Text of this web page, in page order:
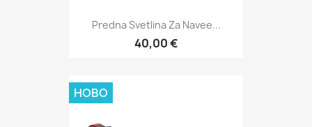
Predna Svetlina Za Navee...
40,00 €
НОВО